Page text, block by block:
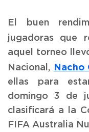
El buen
jugadoras que
aquel torneo
Nacional, Nacho
ellas para
domingo 3 de
clasificará a la
FIFA Australia